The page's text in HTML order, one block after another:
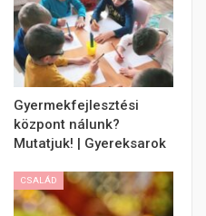
Gyermekfejlesztési
központ nálunk?
Mutatjuk! | Gyereksarok
CSALÁD